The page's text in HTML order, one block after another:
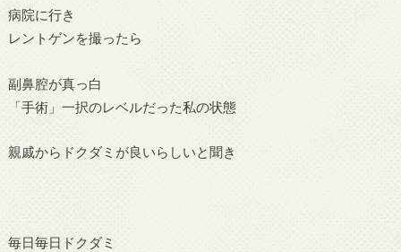
病院に行き
レントゲンを撮ったら
副鼻腔が真っ白
「手術」一択のレベルだった私の状態
親戚からドクダミが良いらしいと聞き
毎日毎日ドクダミ